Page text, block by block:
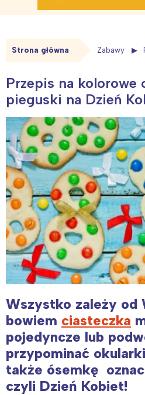
Strona główna Zabawy
Przepis na kolorowe
pieguski na Dzień
Wszystko zależy od
bowiem ciasteczka
pojedyncze lub
przypominać
także ósemkę
czyli Dzień Kobiet!